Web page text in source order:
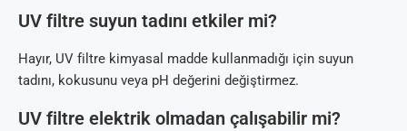
UV filtre suyun tadını etkiler mi?
Hayır, UV filtre kimyasal madde kullanmadığı için suyun
tadını, kokusunu veya pH değerini değiştirmez.
UV filtre elektrik olmadan çalışabilir mi?